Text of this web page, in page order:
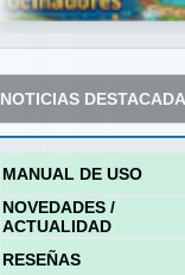
NOTICIAS
MANUAL DE USO
NOVEDADES /
ACTUALIDAD
RESEÑAS